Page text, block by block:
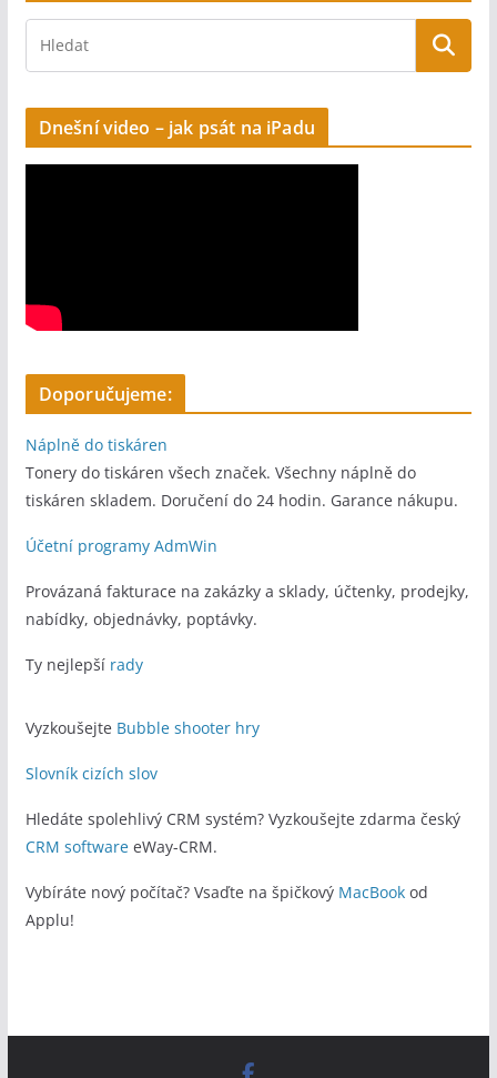
v
Dnešní video – jak psát na iPadu
Doporučujeme:
Náplně do tiskáren
Tonery do tiskáren všech značek. Všechny náplně do
tiskáren skladem. Doručení do 24 hodin. Garance nákupu.
Účetní programy AdmWin
Provázaná fakturace na zakázky a sklady, účtenky, prodejky,
nabídky, objednávky, poptávky.
Ty nejlepší rady
Vyzkoušejte Bubble shooter hry
Slovník cizích slov
Hledáte spolehlivý CRM systém? Vyzkoušejte zdarma český
CRM softwareeWay-CRM.
Vybíráte nový počítač? Vsaďte na špičkový MacBookod
Applu!